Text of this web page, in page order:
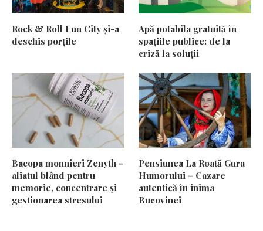
Rock & Roll Fun City și-a
deschis porțile
Apă potabila gratuită în
spațiile publice: de la
criză la soluții
Bacopa monnieri Zenyth –
aliatul blând pentru
memorie, concentrare și
gestionarea stresului
Pensiunea La Roată Gura
Humorului – Cazare
autentică în inima
Bucovinei